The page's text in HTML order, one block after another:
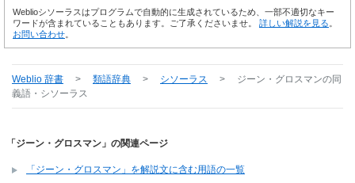
Weblioシソーラスはプログラムで自動的に生成されているため、一部不適切なキー
ワードが含まれていることもあります。ご了承くださいませ。 詳しい解説を見る
お問い合わせ
Weblio 辞書 > 類語辞典 > シソーラス > ジーン・グロスマンの同
義語・シソーラス
「ジーン・グロスマン」の関連ページ
「ジーン・グロスマン」を解説文に含む用語の一覧